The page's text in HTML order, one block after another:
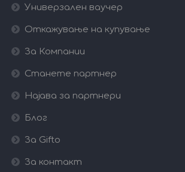
Универзален ваучер
Откажување на купување
За Компании
Станете партнер
Најава за партнери
Блог
За Gifto
За контакт